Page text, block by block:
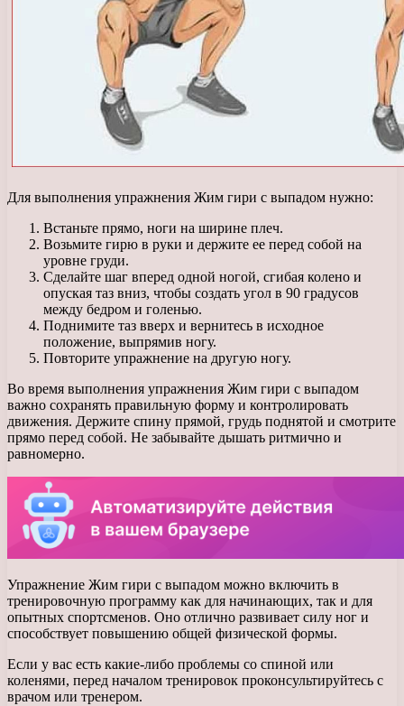
Для выполнения упражнения Жим гири с выпадом нужно:
Встаньте прямо, ноги на ширине плеч.
Возьмите гирю в руки и держите ее перед собой на
уровне груди.
Сделайте шаг вперед одной ногой, сгибая колено и
опуская таз вниз, чтобы создать угол в 90 градусов
между бедром и голенью.
Поднимите таз вверх и вернитесь в исходное
положение, выпрямив ногу.
Повторите упражнение на другую ногу.
Во время выполнения упражнения Жим гири с выпадом
важно сохранять правильную форму и контролировать
движения. Держите спину прямой, грудь поднятой и смотрите
прямо перед собой. Не забывайте дышать ритмично и
равномерно.
Упражнение Жим гири с выпадом можно включить в
тренировочную программу как для начинающих, так и для
опытных спортсменов. Оно отлично развивает силу ног и
способствует повышению общей физической формы.
Если у вас есть какие-либо проблемы со спиной или
коленями, перед началом тренировок проконсультируйтесь с
врачом или тренером.